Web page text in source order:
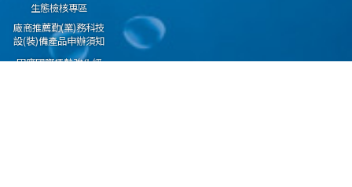
生態檢核專區
廠商推薦勤(業)務科技
設(裝)備產品申辦須知
因應國際情勢強化經